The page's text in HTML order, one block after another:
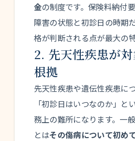
金の制度です。保険料納付
障害の状態と初診日の時期
格が判断される点が最大の特
2. 先天性疾患が
根拠
先天性疾患や遺伝性疾患に
「初診日はいつなのか」と
務上の難所になります。一
とはその傷病について初め